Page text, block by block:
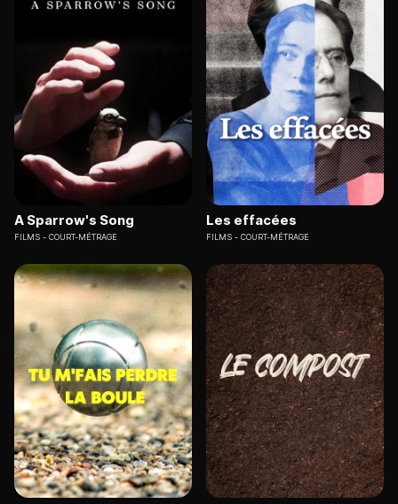
A Sparrow's Song
FILMS COURT-MÉTRAGE
Les effacées
FILMS COURT-MÉTRAGE